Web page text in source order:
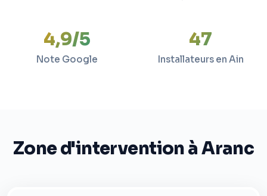
4,9/5
Note Google
47
Installateurs en Ain
Zone d'intervention à Aranc